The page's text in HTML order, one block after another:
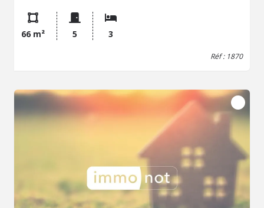
proximité des services et équipements du quotidien. La
ville dispose de bus, d'établissements scolaires, de
commerces, d'une gare, de services et d'un centre-ville
activités de la vie courante. Contactez notre office
notarial pour obtenir de plus amples renseignements sur
maison à vendre EN EXCLUSIVITE à Armentières.
66 m² 5 3
Réf : 1870